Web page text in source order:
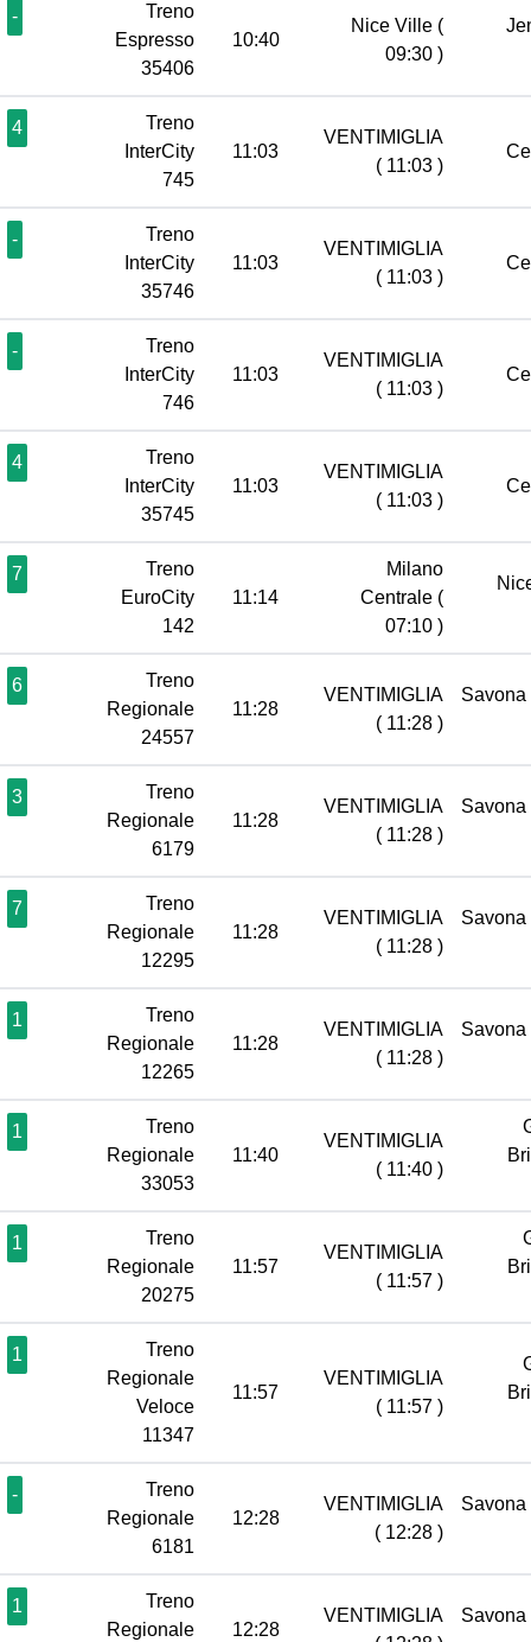
-
Treno
Espresso
35406
10:40
Nice Ville (
09:30 )
4
Treno
InterCity
745
11:03
VENTIMIGLIA
( 11:03 )
-
Treno
InterCity
35746
11:03
VENTIMIGLIA
( 11:03 )
-
Treno
InterCity
746
11:03
VENTIMIGLIA
( 11:03 )
4
Treno
InterCity
35745
11:03
VENTIMIGLIA
( 11:03 )
7
Treno
EuroCity
142
11:14
Milano
Centrale (
07:10 )
6
Treno
Regionale
24557
11:28
VENTIMIGLIA
( 11:28 )
Savona
3
Treno
Regionale
6179
11:28
VENTIMIGLIA
( 11:28 )
Savona
7
Treno
Regionale
12295
11:28
VENTIMIGLIA
( 11:28 )
Savona
1
Treno
Regionale
12265
11:28
VENTIMIGLIA
( 11:28 )
Savona
1
Treno
Regionale
33053
11:40
VENTIMIGLIA
( 11:40 )
1
Treno
Regionale
20275
11:57
VENTIMIGLIA
( 11:57 )
1
Treno
Regionale
Veloce
11347
11:57
VENTIMIGLIA
( 11:57 )
-
Treno
Regionale
6181
12:28
VENTIMIGLIA
( 12:28 )
Savona
1
Treno
Regionale
12:28
VENTIMIGLIA
Savona